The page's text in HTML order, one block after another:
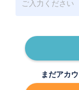
まだアカ